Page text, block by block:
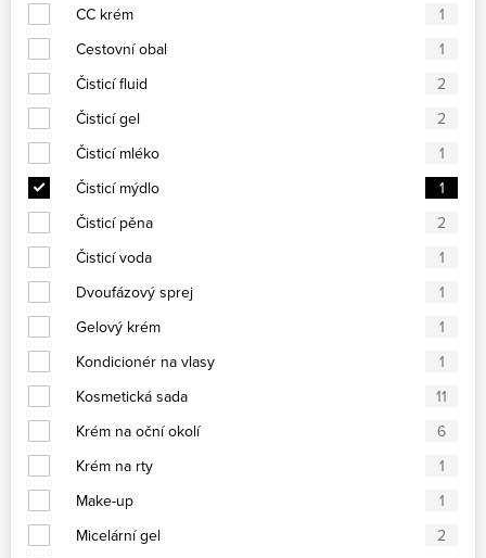
CC krém
1
Cestovní obal
1
Čisticí fluid
2
Čisticí gel
2
Čisticí mléko
1
Čisticí mýdlo
1
Čisticí pěna
2
Čisticí voda
1
Dvoufázový sprej
1
Gelový krém
1
Kondicionér na vlasy
1
Kosmetická sada
11
Krém na oční okolí
6
Krém na rty
1
Make-up
1
Micelární gel
2